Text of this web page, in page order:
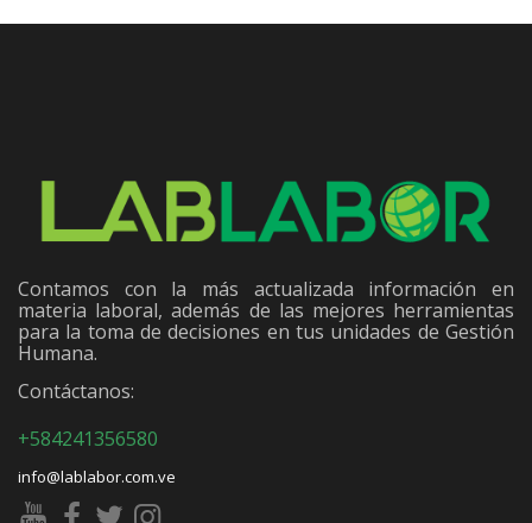
Contamos con la más actualizada información en
materia laboral, además de las mejores herramientas
para la toma de decisiones en tus unidades de Gestión
Humana.
Contáctanos:
+584241356580
info@lablabor.com.ve